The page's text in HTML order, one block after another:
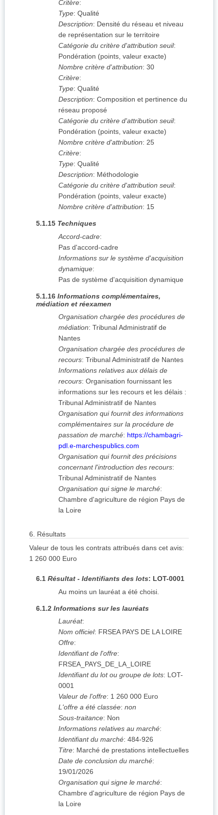
Critère:
Type: Qualité
Description: Densité du réseau et niveau
de représentation sur le territoire
Catégorie du critère d'attribution seuil:
Pondération (points, valeur exacte)
Nombre critère d'attribution: 30
Critère:
Type: Qualité
Description: Composition et pertinence du
réseau proposé
Catégorie du critère d'attribution seuil:
Pondération (points, valeur exacte)
Nombre critère d'attribution: 25
Critère:
Type: Qualité
Description: Méthodologie
Catégorie du critère d'attribution seuil:
Pondération (points, valeur exacte)
Nombre critère d'attribution: 15
5.1.15 Techniques
Accord-cadre:
Pas d'accord-cadre
Informations sur le système d'acquisition
dynamique:
Pas de système d'acquisition dynamique
5.1.16 Informations complémentaires,
médiation et réexamen
Organisation chargée des procédures de
médiation: Tribunal Administratif de
Nantes
Organisation chargée des procédures de
recours: Tribunal Administratif de Nantes
Informations relatives aux délais de
recours: Organisation fournissant les
informations sur les recours et les délais :
Tribunal Administratif de Nantes
Organisation qui fournit des informations
complémentaires sur la procédure de
passation de marché: https://chambagri-
pdl.e-marchespublics.com
Organisation qui fournit des précisions
concernant l'introduction des recours:
Tribunal Administratif de Nantes
Organisation qui signe le marché:
Chambre d'agriculture de région Pays de
la Loire
6. Résultats
Valeur de tous les contrats attribués dans cet avis:
1 260 000 Euro
6.1 Résultat - Identifiants des lots: LOT-0001
Au moins un lauréat a été choisi.
6.1.2 Informations sur les lauréats
Lauréat:
Nom officiel: FRSEA PAYS DE LA LOIRE
Offre:
Identifiant de l'offre:
FRSEA_PAYS_DE_LA_LOIRE
Identifiant du lot ou groupe de lots: LOT-
0001
Valeur de l'offre: 1 260 000 Euro
L'offre a été classée: non
Sous-traitance: Non
Informations relatives au marché:
Identifiant du marché: 484-926
Titre: Marché de prestations intellectuelles
Date de conclusion du marché:
19/01/2026
Organisation qui signe le marché:
Chambre d'agriculture de région Pays de
la Loire